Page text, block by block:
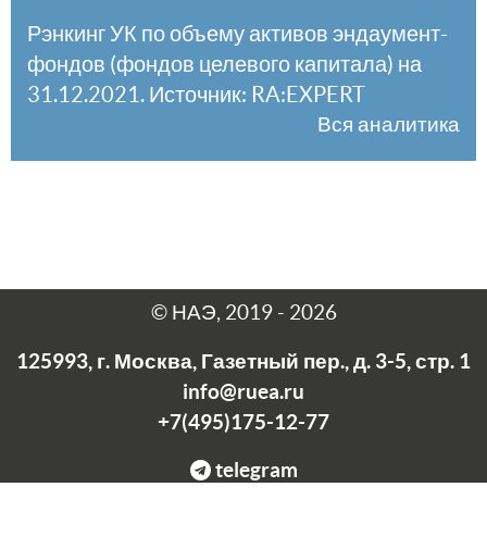
Рэнкинг УК по объему активов эндаумент-
фондов (фондов целевого капитала) на
31.12.2021. Источник: RA:EXPERT
Вся аналитика
© НАЭ, 2019 - 2026
125993, г. Москва, Газетный пер., д. 3-5, стр. 1
info@ruea.ru
+7(495)175-12-77
telegram